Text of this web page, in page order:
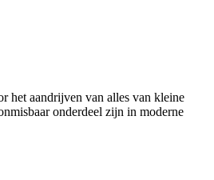
het aandrijven van alles van kleine
onderdeel zijn in moderne